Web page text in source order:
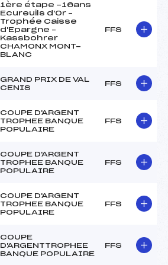
1ère étape -16ans
Ecureuils d'Or –
Trophée Caisse
d'Epargne –
Kassbohrer
CHAMONX MONT-
BLANC
FFS
GRAND PRIX DE VAL
CENIS
FFS
COUPE D'ARGENT
TROPHEE BANQUE
POPULAIRE
FFS
COUPE D'ARGENT
TROPHEE BANQUE
POPULAIRE
FFS
COUPE D'ARGENT
TROPHEE BANQUE
POPULAIRE
FFS
COUPE
D'ARGENTTROPHEE
BANQUE POPULAIRE
FFS